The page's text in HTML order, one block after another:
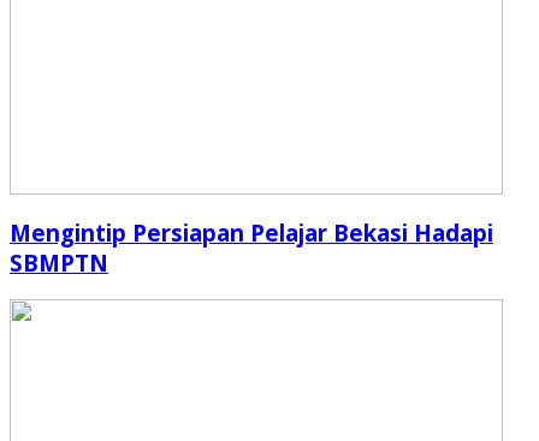
Mengintip Persiapan Pelajar Bekasi Hadapi
SBMPTN